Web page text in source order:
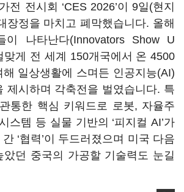
전 전시회 ‘CES 2026’이 9일(현지
장정을 마치고 폐막했습니다. 올해
이 나타난다(Innovators Show U
맞게 전 세계 150개국에서 온 4500
일상생활에 스며든 인공지능(AI)
제시하며 각축전을 벌였습니다. 특
통한 핵심 키워드로 로봇, 자율주
스템 등 실물 기반의 ‘피지컬 AI’가
‘협력’이 두드러졌으며 미국 다음
았던 중국의 가공할 기술력도 눈길